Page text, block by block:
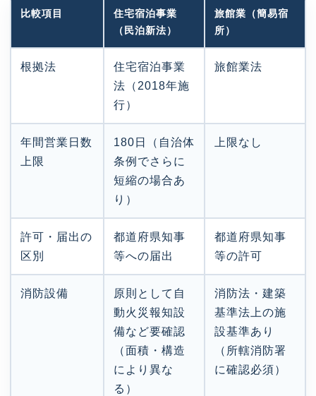
比較項目
住宅宿泊事業
（民泊新法）
旅館業（簡易宿
所）
根拠法
住宅宿泊事業
法（2018年施
行）
旅館業法
年間営業日数
上限
180日（自治体
条例でさらに
短縮の場合あ
り）
上限なし
許可・届出の
区別
都道府県知事
等への届出
都道府県知事
等の許可
消防設備
原則として自
動火災報知設
備など要確認
（面積・構造
により異な
る）
消防法・建築
基準法上の施
設基準あり
（所轄消防署
に確認必須）